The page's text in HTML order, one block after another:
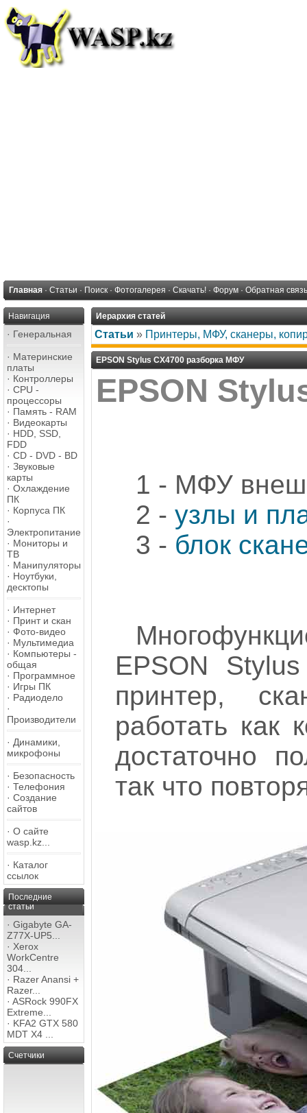
Главная · Статьи · Поиск · Фотогалерея · Скачать! · Форум · Обратная связь
Навигация
· Генеральная
· Материнские
платы
· Контроллеры
· CPU -
процессоры
· Память - RAM
· Видеокарты
· HDD, SSD,
FDD
· CD - DVD - BD
· Звуковые
карты
· Охлаждение
ПК
· Корпуса ПК
·
Электропитание
· Мониторы и
ТВ
· Манипуляторы
· Ноутбуки,
десктопы
· Интернет
· Принт и скан
· Фото-видео
· Мультимедиа
· Компьютеры -
общая
· Программное
· Игры ПК
· Радиодело
·
Производители
· Динамики,
микрофоны
· Безопасность
· Телефония
· Создание
сайтов
· О сайте
wasp.kz...
· Каталог
ссылок
Последние
статьи
· Gigabyte GA-
Z77X-UP5...
· Xerox
WorkCentre
304...
· Razer Anansi +
Razer...
· ASRock 990FX
Extreme...
· KFA2 GTX 580
MDT X4 ...
Счетчики
Иерархия статей
Статьи » Принтеры, МФУ, сканеры,
EPSON Stylus CX4700 разборка МФУ
EPSON
1 - МФУ
2 - узлы и
3 - блок
EPSON
принтер,
работать как
достаточно
так что